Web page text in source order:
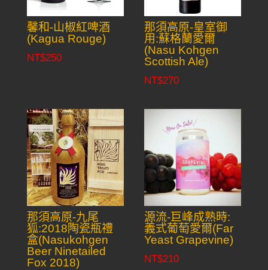
馨和-山椒紅啤酒
(Kagua Rouge)
NT$250
那須高原-皇室御
用:蘇格蘭愛爾
(Nasu Kohgen
Scottish Ale)
NT$270
那須高原-九尾
狐:2018陶瓷瓶禮
盒(Nasukohgen
Beer Ninetailed
Fox 2018)
源流-巨峰成熟時:
義式葡萄愛爾(Far
Yeast Grapevine)
NT$210